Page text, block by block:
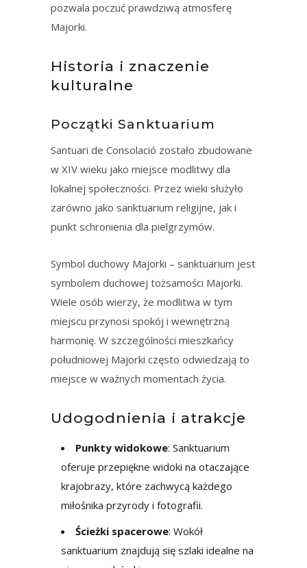
pozwala poczuć prawdziwą atmosferę
Majorki.
Historia i znaczenie
kulturalne
Początki Sanktuarium
Santuari de Consolació zostało zbudowane
w XIV wieku jako miejsce modlitwy dla
lokalnej społeczności. Przez wieki służyło
zarówno jako sanktuarium religijne, jak i
punkt schronienia dla pielgrzymów.
Symbol duchowy Majorki – sanktuarium jest
symbolem duchowej tożsamości Majorki.
Wiele osób wierzy, że modlitwa w tym
miejscu przynosi spokój i wewnętrzną
harmonię. W szczególności mieszkańcy
południowej Majorki często odwiedzają to
miejsce w ważnych momentach życia.
Udogodnienia i atrakcje
Punkty widokowe: Sanktuarium
oferuje przepiękne widoki na otaczające
krajobrazy, które zachwycą każdego
miłośnika przyrody i fotografii.
Ścieżki spacerowe: Wokół
sanktuarium znajdują się szlaki idealne na